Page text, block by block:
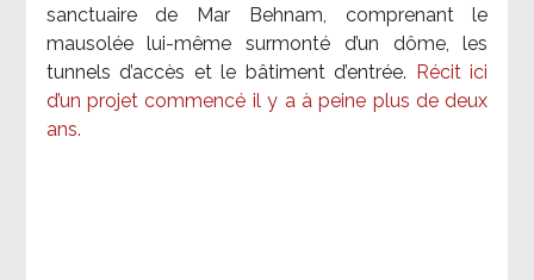
sanctuaire de Mar Behnam, comprenant le
mausolée lui-même surmonté d’un dôme, les
tunnels d’accès et le bâtiment d’entrée.
Récit ici
d’un projet commencé il y a à peine plus de deux
ans.